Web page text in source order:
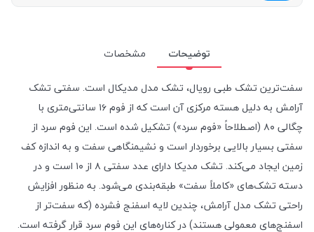
توضیحات
مشخصات
سفت‌ترین تشک طبی رویال، تشک مدل مدیکال است. سفتی تشک
آرامش به دلیل هسته مرکزی آن است که از فوم ۱۶ سانتی‌متری با
چگالی ۸۰ (اصطلاحاً «فوم سرد») تشکیل شده است. این فوم سرد از
سفتی بسیار بالایی برخوردار است و نشیمنگاهی سفت و به اندازه کف
زمین ایجاد می‌کند. تشک مدیکا دارای عدد سفتی ۸ از ۱۰ است و در
دسته تشک‌های «کاملاً سفت» طبقه‌بندی می‌شود. به منظور افزایش
راحتی تشک مدل آرامش، چندین لایه اسفنج فشرده (که سفت‌تر از
اسفنج‌های معمولی هستند) در کناره‌های این فوم سرد قرار گرفته است.